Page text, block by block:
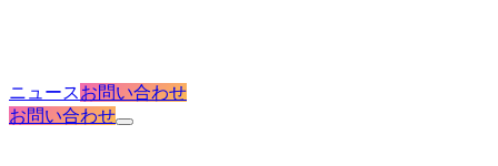
ニュースお問い合わせ
お問い合わせ